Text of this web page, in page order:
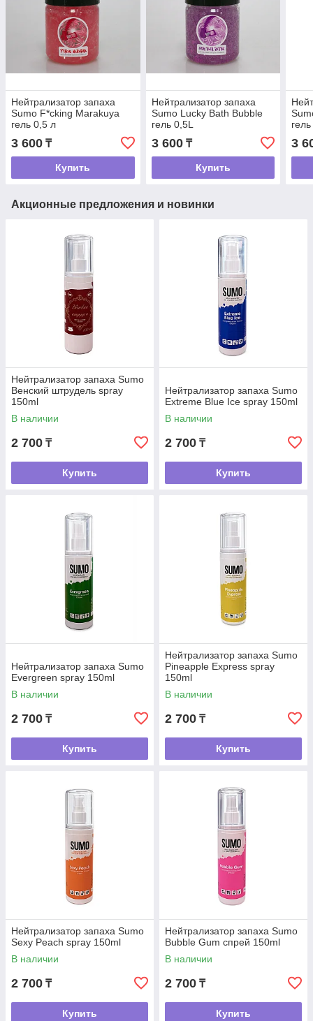
Нейтрализатор запаха
Sumo F*cking Marakuya
гель 0,5 л
3 600 ₸
Купить
Нейтрализатор запаха
Sumo Lucky Bath Bubble
гель 0,5L
3 600₸
Купить
3
Акционные предложения и новинки
Нейтрализатор запаха Sumo
Венский штрудель spray
150ml
В наличии
2 700 ₸
Купить
Нейтрализатор запаха Sumo
Extreme Blue Ice spray 150ml
В наличии
2 700 ₸
Купить
Нейтрализатор запаха Sumo
Evergreen spray 150ml
В наличии
2 700 ₸
Купить
Нейтрализатор запаха Sumo
Pineapple Express spray
150ml
В наличии
2 700 ₸
Купить
Нейтрализатор запаха Sumo
Sexy Peach spray 150ml
В наличии
2 700 ₸
Купить
Нейтрализатор запаха Sumo
Bubble Gum спрей 150ml
В наличии
2 700 ₸
Купить